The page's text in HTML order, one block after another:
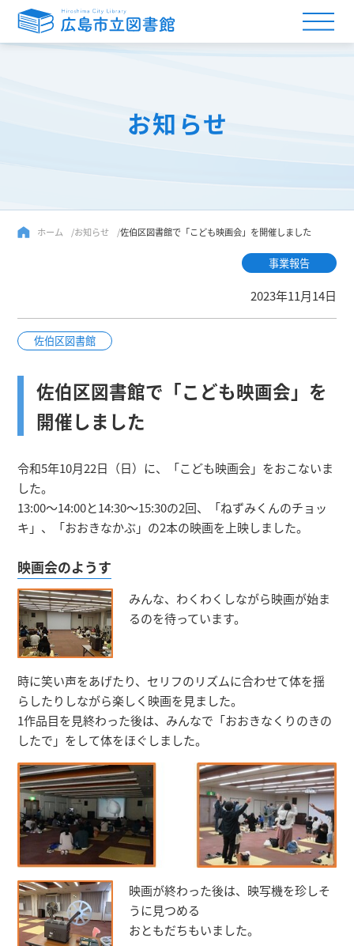
お知らせ
ホーム お知らせ 佐伯区図書館で「こども映画会」を開催しました
事業報告
2023年11月14日
佐伯区図書館
佐伯区図書館で「こども映画会」を
開催しました
令和5年10月22日（日）に、「こども映画会」をおこないま
した。
13:00～14:00と14:30～15:30の2回、「ねずみくんのチョッ
キ」、「おおきなかぶ」の2本の映画を上映しました。
映画会のようす
みんな、わくわくしながら映画が始ま
るのを待っています。
時に笑い声をあげたり、セリフのリズムに合わせて体を揺
らしたりしながら楽しく映画を見ました。
1作品目を見終わった後は、みんなで「おおきなくりのきの
したで」をして体をほぐしました。
映画が終わった後は、映写機を珍しそ
うに見つめる
おともだちもいました。